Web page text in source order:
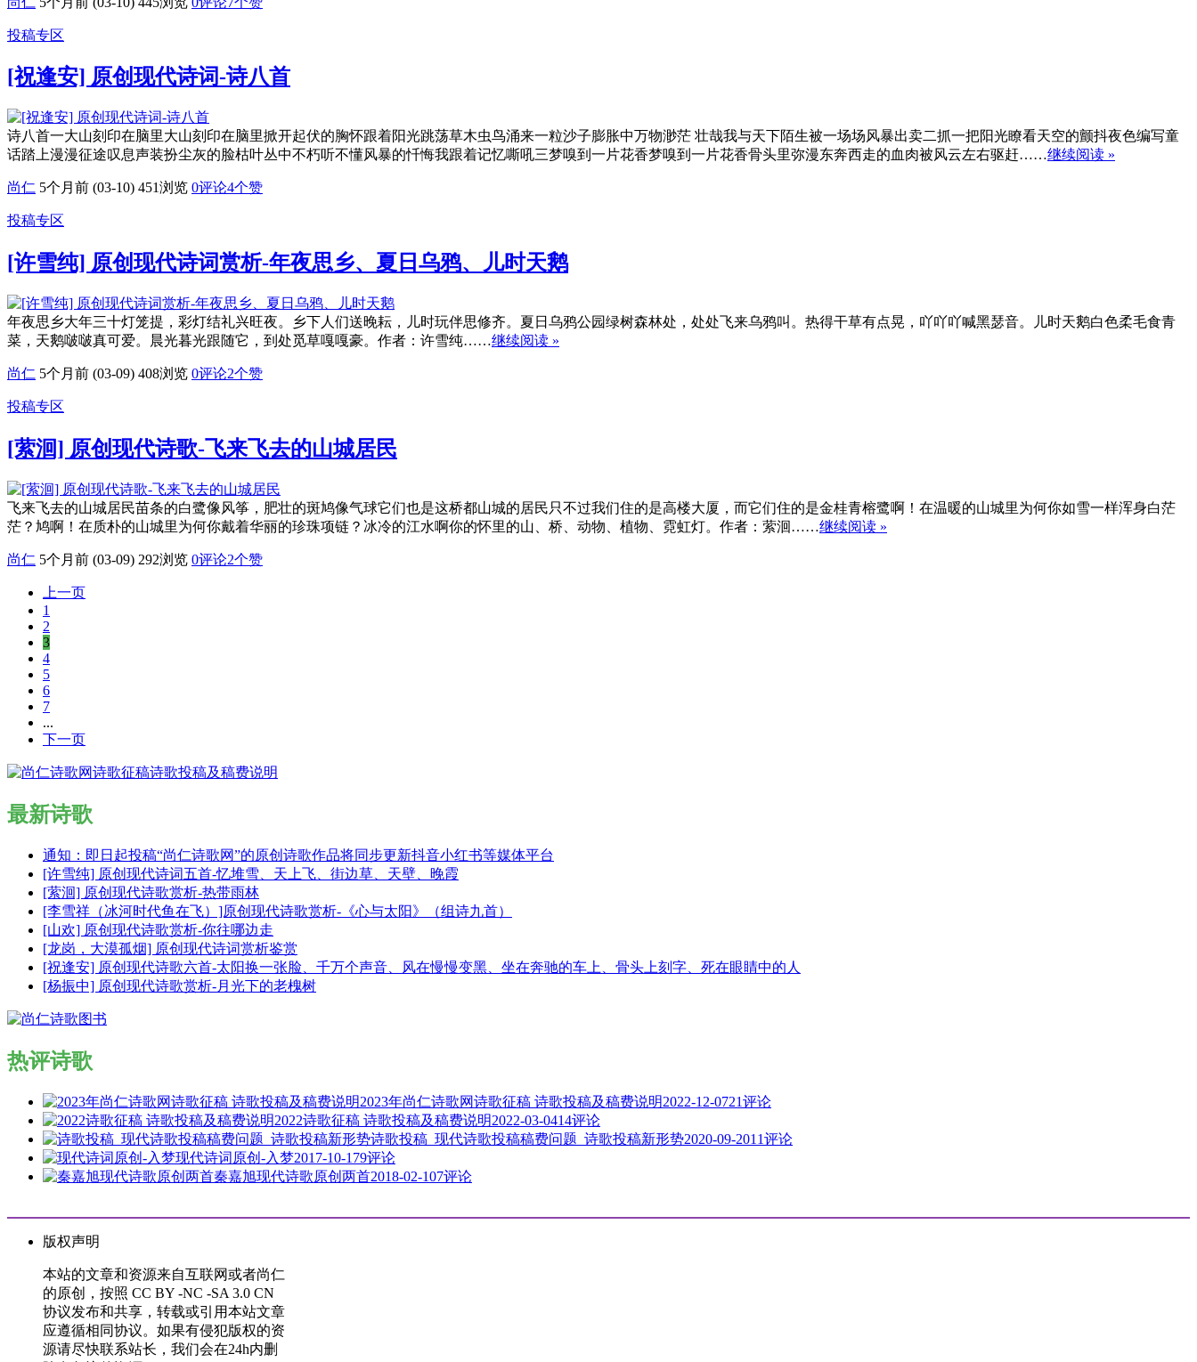
投稿专区
[祝逢安] 原创现代诗词-诗八首
诗八首一大山刻印在脑里大山刻印在脑里掀开起伏的胸怀跟着阳光跳荡草木虫鸟涌来一粒沙子膨胀中万物渺茫 壮哉我与天下陌生被一场场风暴出卖二抓一把阳光瞭看天空的颤抖夜色编写童
话踏上漫漫征途叹息声装扮尘灰的脸枯叶丛中不朽听不懂风暴的忏悔我跟着记忆嘶吼三梦嗅到一片花香梦嗅到一片花香骨头里弥漫东奔西走的血肉被风云左右驱赶……继续阅读 »
尚仁 5个月前 (03-10) 451浏览 0评论4个赞
投稿专区
[许雪纯] 原创现代诗词赏析-年夜思乡、夏日乌鸦、儿时天鹅
年夜思乡大年三十灯笼提，彩灯结礼兴旺夜。乡下人们送晚耘，儿时玩伴思修齐。夏日乌鸦公园绿树森林处，处处飞来乌鸦叫。热得干草有点晃，吖吖吖喊黑瑟音。儿时天鹅白色柔毛食青
菜，天鹅啵啵真可爱。晨光暮光跟随它，到处觅草嘎嘎豪。作者：许雪纯……继续阅读 »
尚仁 5个月前 (03-09) 408浏览 0评论2个赞
投稿专区
[萦洄] 原创现代诗歌-飞来飞去的山城居民
飞来飞去的山城居民苗条的白鹭像风筝，肥壮的斑鸠像气球它们也是这桥都山城的居民只不过我们住的是高楼大厦，而它们住的是金桂青榕鹭啊！在温暖的山城里为何你如雪一样浑身白茫
茫？鸠啊！在质朴的山城里为何你戴着华丽的珍珠项链？冰冷的江水啊你的怀里的山、桥、动物、植物、霓虹灯。作者：萦洄……继续阅读 »
尚仁 5个月前 (03-09) 292浏览 0评论2个赞
上一页
1
2
3
4
5
6
7
...
下一页
最新诗歌
通知：即日起投稿“尚仁诗歌网”的原创诗歌作品将同步更新抖音小红书等媒体平台
[许雪纯] 原创现代诗词五首-忆堆雪、天上飞、街边草、天壁、晚霞
[萦洄] 原创现代诗歌赏析-热带雨林
[李雪祥（冰河时代鱼在飞）]原创现代诗歌赏析-《心与太阳》（组诗九首）
[山欢] 原创现代诗歌赏析-你往哪边走
[龙岗，大漠孤烟] 原创现代诗词赏析鉴赏
[祝逢安] 原创现代诗歌六首-太阳换一张脸、千万个声音、风在慢慢变黑、坐在奔驰的车上、骨头上刻字、死在眼睛中的人
[杨振中] 原创现代诗歌赏析-月光下的老槐树
热评诗歌
2023年尚仁诗歌网诗歌征稿 诗歌投稿及稿费说明2022-12-0721评论
2022诗歌征稿 诗歌投稿及稿费说明2022-03-0414评论
诗歌投稿_现代诗歌投稿稿费问题_诗歌投稿新形势2020-09-2011评论
现代诗词原创-入梦2017-10-179评论
秦嘉旭现代诗歌原创两首2018-02-107评论
版权声明
本站的文章和资源来自互联网或者尚仁
的原创，按照 CC BY -NC -SA 3.0 CN
协议发布和共享，转载或引用本站文章
应遵循相同协议。如果有侵犯版权的资
源请尽快联系站长，我们会在24h内删